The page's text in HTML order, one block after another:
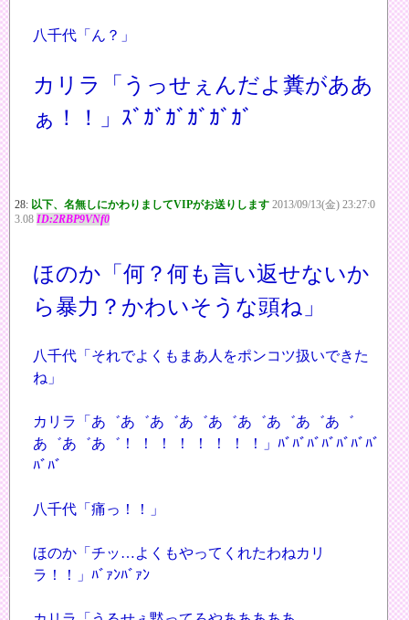
八千代「ん？」
カリラ「うっせぇんだよ糞がああ
ぁ！！」ｽﾞｶﾞｶﾞｶﾞｶﾞｶﾞ
28: 以下、名無しにかわりましてVIPがお送りします 2013/09/13(金) 23:27:0
3.08 ID:2RBP9VNf0
ほのか「何？何も言い返せないか
ら暴力？かわいそうな頭ね」
八千代「それでよくもまあ人をポンコツ扱いできた
ね」
カリラ「あ゛あ゛あ゛あ゛あ゛あ゛あ゛あ゛あ゛
あ゛あ゛あ゛！ ！ ！ ！ ！ ！ ！ ！」ﾊﾞﾊﾞﾊﾞﾊﾞﾊﾞﾊﾞﾊﾞ
ﾊﾞﾊﾞ
八千代「痛っ！！」
ほのか「チッ…よくもやってくれたわねカリ
ラ！！」ﾊﾞｧﾝﾊﾞｧﾝ
***